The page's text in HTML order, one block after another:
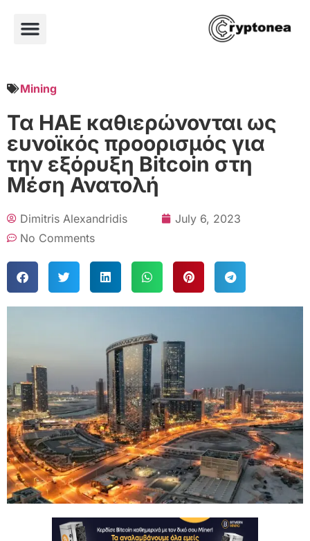
Mining
Τα ΗΑΕ καθιερώνονται ως
ευνοϊκός προορισμός για
την εξόρυξη Bitcoin στη
Μέση Ανατολή
Dimitris Alexandridis
July 6, 2023
No Comments